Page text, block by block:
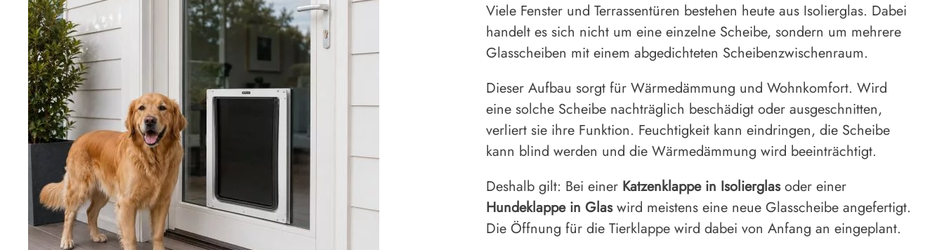
Viele Fenster und Terrassentüren bestehen heute aus Isolierglas. Dabei
handelt es sich nicht um eine einzelne Scheibe, sondern um mehrere
Glasscheiben mit einem abgedichteten Scheibenzwischenraum.
Dieser Aufbau sorgt für Wärmedämmung und Wohnkomfort. Wird
eine solche Scheibe nachträglich beschädigt oder ausgeschnitten,
verliert sie ihre Funktion. Feuchtigkeit kann eindringen, die Scheibe
kann blind werden und die Wärmedämmung wird beeinträchtigt.
Deshalb gilt: Bei einer Katzenklappe in Isolierglasoder einer
Hundeklappe in Glaswird meistens eine neue Glasscheibe angefertigt.
Die Öffnung für die Tierklappe wird dabei von Anfang an eingeplant.